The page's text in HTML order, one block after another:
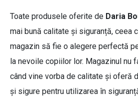
Toate produsele oferite de Daria
mai bună calitate și siguranță, ceea
magazin să fie o alegere perfectă
la nevoile copiilor lor. Magazinul nu
când vine vorba de calitate și oferă
și sigure pentru utilizarea în